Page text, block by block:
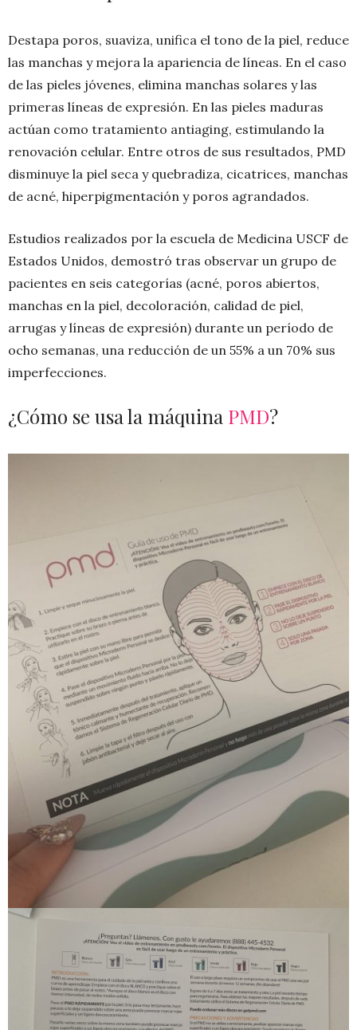
Destapa poros, suaviza, unifica el tono de la piel, reduce
las manchas y mejora la apariencia de líneas. En el caso
de las pieles jóvenes, elimina manchas solares y las
primeras líneas de expresión. En las pieles maduras
actúan como tratamiento antiaging, estimulando la
renovación celular. Entre otros de sus resultados, PMD
disminuye la piel seca y quebradiza, cicatrices, manchas
de acné, hiperpigmentación y poros agrandados.
Estudios realizados por la escuela de Medicina USCF de
Estados Unidos, demostró tras observar un grupo de
pacientes en seis categorías (acné, poros abiertos,
manchas en la piel, decoloración, calidad de piel,
arrugas y líneas de expresión) durante un período de
ocho semanas, una reducción de un 55% a un 70% sus
imperfecciones.
¿Cómo se usa la máquina PMD?